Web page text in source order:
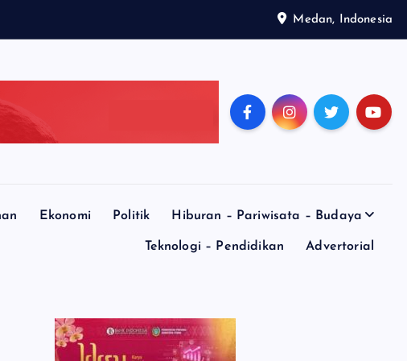
Medan, Indonesia
Ekonomi Politik Hiburan – Pariwisata – Budaya
Teknologi – Pendidikan Advertorial